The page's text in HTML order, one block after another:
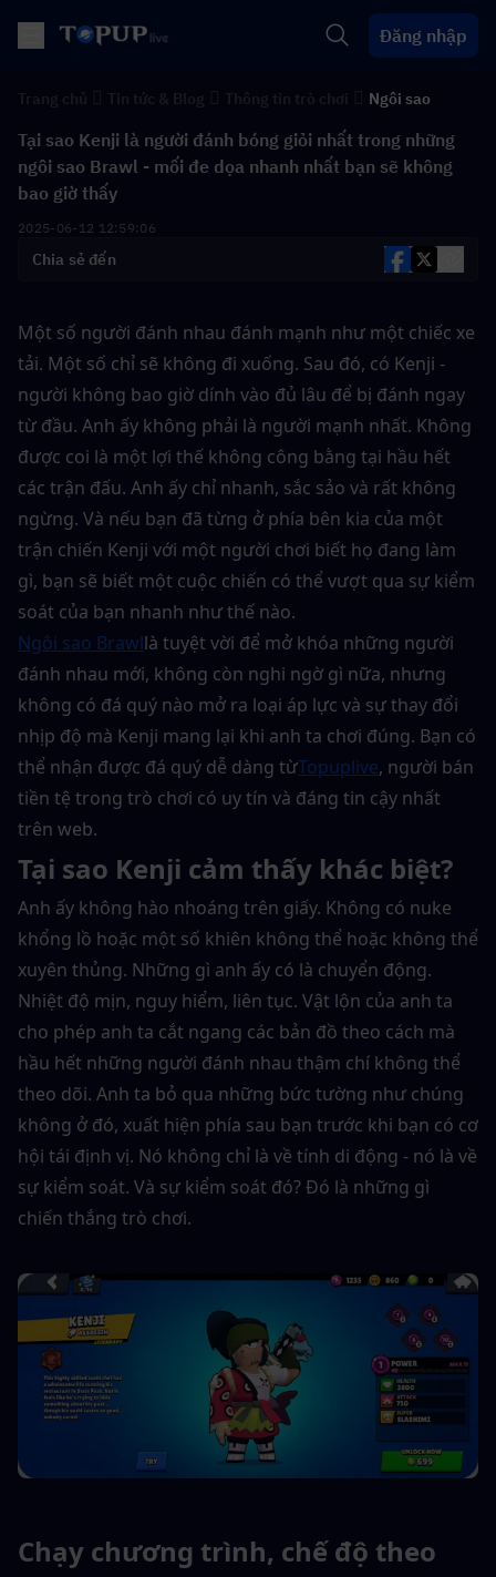
Đăng nhập
Ngôi sao
Tại sao Kenji là người đánh bóng giỏi nhất trong những
ngôi sao Brawl - mối đe dọa nhanh nhất bạn sẽ không
bao giờ thấy
2025-06-12 12:59:06
Chia sẻ đến
Một số người đánh nhau đánh mạnh như một chiếc xe
tải. Một số chỉ sẽ không đi xuống. Sau đó, có Kenji -
người không bao giờ dính vào đủ lâu để bị đánh ngay
từ đầu. Anh ấy không phải là người mạnh nhất. Không
được coi là một lợi thế không công bằng tại hầu hết
các trận đấu. Anh ấy chỉ nhanh, sắc sảo và rất không
ngừng. Và nếu bạn đã từng ở phía bên kia của một
trận chiến Kenji với một người chơi biết họ đang làm
gì, bạn sẽ biết một cuộc chiến có thể vượt qua sự kiểm
soát của bạn nhanh như thế nào.
Ngôi sao Brawllà tuyệt vời để mở khóa những người
đánh nhau mới, không còn nghi ngờ gì nữa, nhưng
không có đá quý nào mở ra loại áp lực và sự thay đổi
nhịp độ mà Kenji mang lại khi anh ta chơi đúng. Bạn có
thể nhận được đá quý dễ dàng từTopuplive, người bán
tiền tệ trong trò chơi có uy tín và đáng tin cậy nhất
trên web.
Tại sao Kenji cảm thấy khác biệt?
Anh ấy không hào nhoáng trên giấy. Không có nuke
khổng lồ hoặc một số khiên không thể hoặc không thể
xuyên thủng. Những gì anh ấy có là chuyển động.
Nhiệt độ mịn, nguy hiểm, liên tục. Vật lộn của anh ta
cho phép anh ta cắt ngang các bản đồ theo cách mà
hầu hết những người đánh nhau thậm chí không thể
theo dõi. Anh ta bỏ qua những bức tường như chúng
không ở đó, xuất hiện phía sau bạn trước khi bạn có cơ
hội tái định vị. Nó không chỉ là về tính di động - nó là về
sự kiểm soát. Và sự kiểm soát đó? Đó là những gì
chiến thắng trò chơi.
Chạy chương trình, chế độ theo